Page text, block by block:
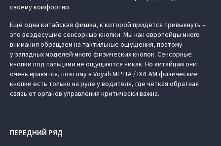
своему комфортно.
Ещё одна китайская фишка, к которой придётся привыкнуть –
это вездесущие сенсорные кнопки. Мы как европейцы много
внимания обращаем на тактильные ощущения, поэтому
у западных моделей много физических кнопок. Сенсорные
кнопки под пальцами не ощущаются никак. Но китайцам они
очень нравятся, поэтому в Voyah МЕЧТА / DREAM физические
кнопки есть только на руле у водителя, где чёткая обратная
связь от органов управления критически важна.
ПЕРЕДНИЙ РЯД